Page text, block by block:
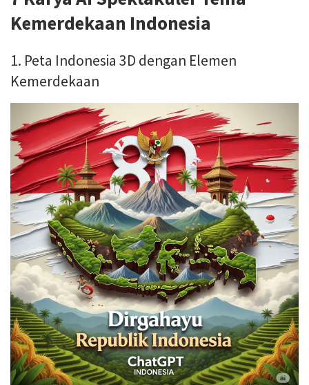
Kemerdekaan Indonesia
1. Peta Indonesia 3D dengan Elemen
Kemerdekaan